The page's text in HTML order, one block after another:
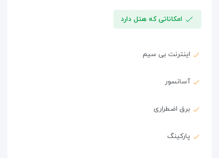
امکاناتی که هتل دارد
اینترنت بی سیم
آسانسور
برق اضطراری
پارکینگ